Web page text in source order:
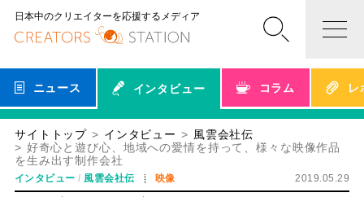
日本中のクリエイターを応援するメディア
ニュース インタビュー コラム レ
サイトトップ インタビュー
風雲会社伝
好奇心と遊び心、地域への愛情を持って、様々な映像作品
を生み出す制作会社
インタビュー 風雲会社伝 映像 2019.05.29